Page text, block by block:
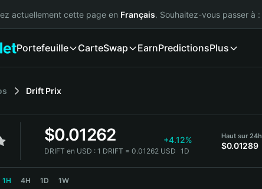
actuellement cette page en Français. Souhaitez-vous passer à :
Portefeuille CarteSwap EarnPredictionsPlus
Drift Prix
$0.01262 +4.12%
DRIFT en USD : 1 DRIFT = 0.01262 USD 1D
Haut sur 24h
$0.01289
1H 4H 1D 1W